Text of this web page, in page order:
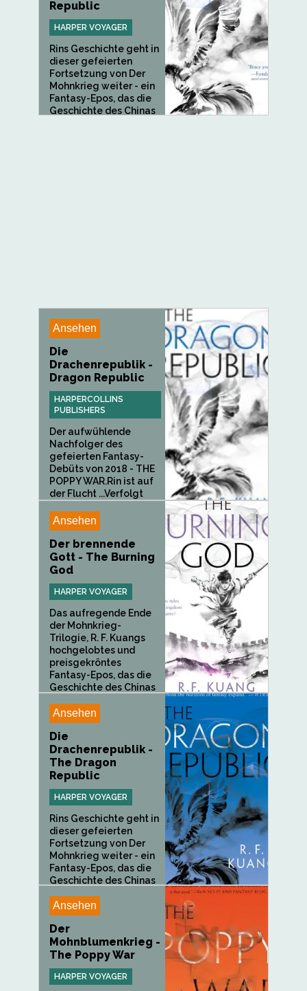
Republic
HARPER VOYAGER
Rins Geschichte geht in
dieser gefeierten
Fortsetzung von Der
Mohnkrieg weiter - ein
Fantasy-Epos, das die
Geschichte des Chinas
Ansehen
Die
Drachenrepublik -
Dragon Republic
HARPERCOLLINS
PUBLISHERS
Der aufwühlende
Nachfolger des
gefeierten Fantasy-
Debüts von 2018 - THE
POPPY WAR.Rin ist auf
der Flucht ...Verfolgt
Ansehen
Der brennende
Gott - The Burning
God
HARPER VOYAGER
Das aufregende Ende
der Mohnkrieg-
Trilogie, R. F. Kuangs
hochgelobtes und
preisgekröntes
Fantasy-Epos, das die
Geschichte des Chinas
Ansehen
Die
Drachenrepublik -
The Dragon
Republic
HARPER VOYAGER
Rins Geschichte geht in
dieser gefeierten
Fortsetzung von Der
Mohnkrieg weiter - ein
Fantasy-Epos, das die
Geschichte des Chinas
Ansehen
Der
Mohnblumenkrieg -
The Poppy War
HARPER VOYAGER